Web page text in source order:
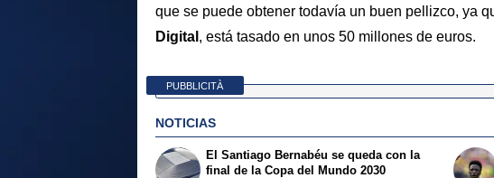
que se puede obtener todavía un buen pellizco, ya
Digital , está tasado en unos 50 millones de euros.
PUBBLICITÀ
NOTICIAS
El Santiago Bernabéu se queda con la
final de la Copa del Mundo 2030